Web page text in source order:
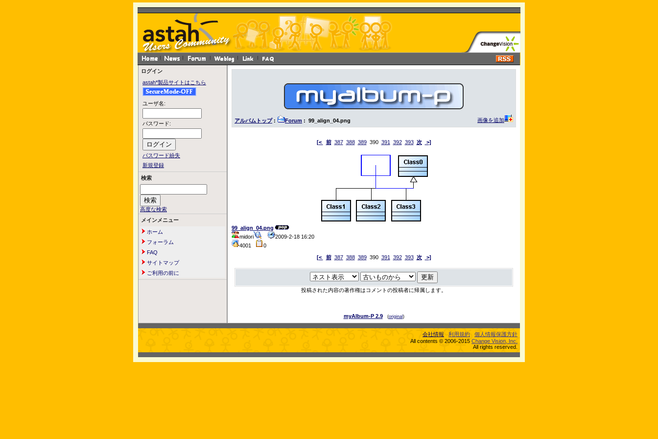
ログイン
astah*製品サイトはこちら
ユーザ名:
パスワード:
パスワード紛失
新規登録
検索
高度な検索
メインメニュー
ホーム
フォーラム
FAQ
サイトマップ
ご利用の前に
アルバムトップ: Forum : 99_align_04.png 画像を追加
[< 前 387 388 389390 391 392 393 次 >]
99_align_04.png
midori
2009-2-18 16:20
4001
0
[<
前 387 388 389390 391 392 393 次 >]
投稿された内容の著作権はコメントの投稿者に帰属します。
myAlbum-P 2.9 (original )
会社情報 利用規約
個人情報保護方針
All contents © 2006-2015 Change Vision, Inc.
All rights reserved.